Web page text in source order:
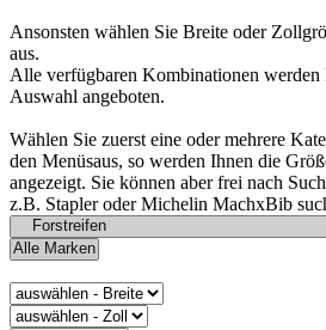
Ansonsten wählen Sie Breite oder
aus.
Alle verfügbaren Kombinationen werden
Auswahl angeboten.
Wählen Sie zuerst eine oder mehrere
den Menüsaus, so werden Ihnen die
angezeigt. Sie können aber frei nach
z.B. Stapler oder Michelin MachxBib